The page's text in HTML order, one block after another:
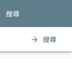
搜尋
arrow_forward 搜尋